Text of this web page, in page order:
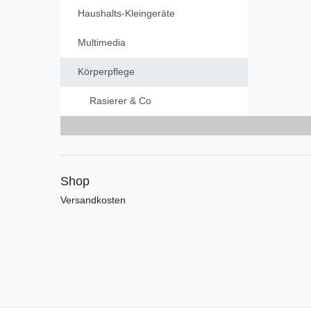
Haushalts-Kleingeräte
Multimedia
Körperpflege
Rasierer & Co
Shop
Versandkosten